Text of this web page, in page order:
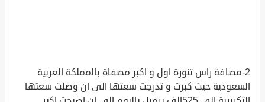
2-مصافة راس تنورة اول و اكبر مصفاة بالمملكة العربية
السعودية حيث كبرت و تدرجت سعتها الى ان وصلت سعتها